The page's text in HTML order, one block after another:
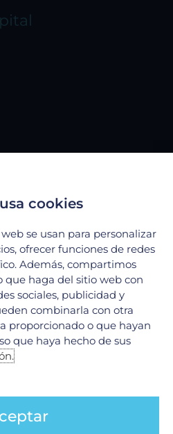
Molecular
cookies
se usan para personalizar
ofrecer funciones de redes
Además, compartimos
que haga del sitio web con
sociales, publicidad y
combinarla con otra
proporcionado o que hayan
que haya hecho de sus